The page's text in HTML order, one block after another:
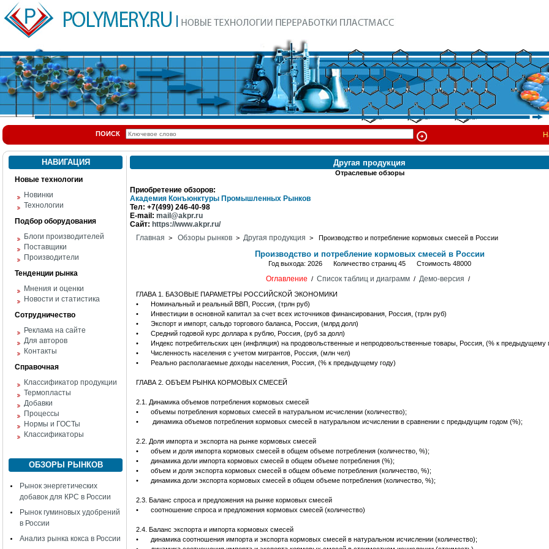
ПОИСК
НАВИГАЦИЯ
Новые технологии
Новинки
Технологии
Подбор оборудования
Блоги производителей
Поставщики
Производители
Тенденции рынка
Мнения и оценки
Новости и статистика
Сотрудничество
Реклама на сайте
Для авторов
Контакты
Справочная
Классификатор продукции
Термопласты
Добавки
Процессы
Нормы и ГОСТы
Классификаторы
ОБЗОРЫ РЫНКОВ
Рынок энергетических
добавок для КРС в России
Рынок гуминовых удобрений
в России
Анализ рынка кокса в России
Другая продукция
Отраслевые обзоры
Приобретение обзоров:
Академия Конъюнктуры Промышленных Рынков
Тел: +7(499) 246-40-98
E-mail: mail@akpr.ru
Сайт: https://www.akpr.ru/
Главная > Обзоры рынков > Другая продукция > Производство и потребление кормовых смесей в России
Производство и потребление кормовых смесей в России
Год выхода: 2026 Количество страниц 45 Стоимость 48000
Оглавление / Список таблиц и диаграмм/ Демо-версия /
ГЛАВА 1. БАЗОВЫЕ ПАРАМЕТРЫ РОССИЙСКОЙ ЭКОНОМИКИ
•
Номинальный и реальный ВВП, Россия, (трлн руб)
•
Инвестиции в основной капитал за счет всех источников финансирования, Россия, (трлн руб)
•
Экспорт и импорт, сальдо торгового баланса, Россия, (млрд долл)
•
Средний годовой курс доллара к рублю, Россия, (руб за долл)
•
Индекс потребительских цен (инфляция) на продовольственные и непродовольственные товары, Россия, (% к предыдущему
•
Численность населения с учетом мигрантов, Россия, (млн чел)
•
Реально располагаемые доходы населения, Россия, (% к предыдущему году)
ГЛАВА 2. ОБЪЕМ РЫНКА КОРМОВЫХ СМЕСЕЙ
2.1. Динамика объемов потребления кормовых смесей
•
объемы потребления кормовых смесей в натуральном исчислении (количество);
•
динамика объемов потребления кормовых смесей в натуральном исчислении в сравнении с предыдущим годом (%);
2.2. Доля импорта и экспорта на рынке кормовых смесей
•
объем и доля импорта кормовых смесей в общем объеме потребления (количество, %);
•
динамика доли импорта кормовых смесей в общем объеме потребления (%);
•
объем и доля экспорта кормовых смесей в общем объеме потребления (количество, %);
•
динамика доли экспорта кормовых смесей в общем объеме потребления (количество, %);
2.3. Баланс спроса и предложения на рынке кормовых смесей
•
соотношение спроса и предложения кормовых смесей (количество)
2.4. Баланс экспорта и импорта кормовых смесей
•
динамика соотношения импорта и экспорта кормовых смесей в натуральном исчислении (количество);